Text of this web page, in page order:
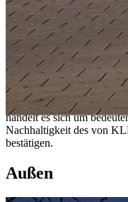
Um die
Energieeffizienz
Photovoltaikanlage
auf
Wärmepumpe und einen
Dachbegrünungermöglicht
zusätzliche Art der
Das Gebäude ist mit einer
einer QNG Förderung
handelt es sich um
Nachhaltigkeit des von
bestätigen.
Außen